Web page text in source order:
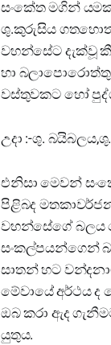
සංකේත මගින්
ශු.කුරුසිය ගතහොත්
වහන්සේට දැක්වූ
හා
වස්තුවකට හෝ
උදා :-ශු.
එනිසා මෙවන්
පිළිබද
වහන්සේගේ බලය
සංකල්පයන්ගෙන්
සාතන් හට
මේවායේ අර්ථය
ඔබ කරා ඇද
යුතුය.